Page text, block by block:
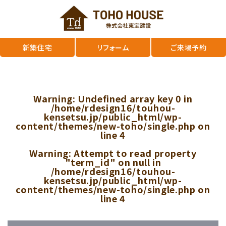
新築住宅 リフォーム ご来場予約
Warning: Undefined array key 0 in
/home/rdesign16/touhou-
kensetsu.jp/public_html/wp-
content/themes/new-toho/single.php on
line4
Warning: Attempt to read property
"term_id" on null in
/home/rdesign16/touhou-
kensetsu.jp/public_html/wp-
content/themes/new-toho/single.php on
line4